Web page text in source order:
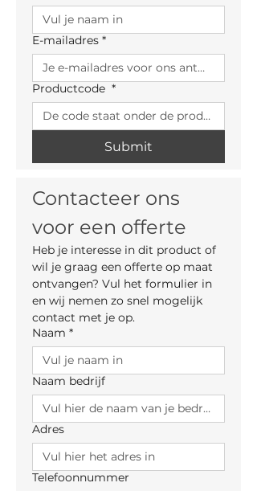
E-mailadres *
Productcode *
Submit
Contacteer ons
voor een offerte
Heb je interesse in dit product of
wil je graag een offerte op maat
ontvangen? Vul het formulier in
en wij nemen zo snel mogelijk
contact met je op.
Naam *
Naam bedrijf
Adres
Telefoonnummer